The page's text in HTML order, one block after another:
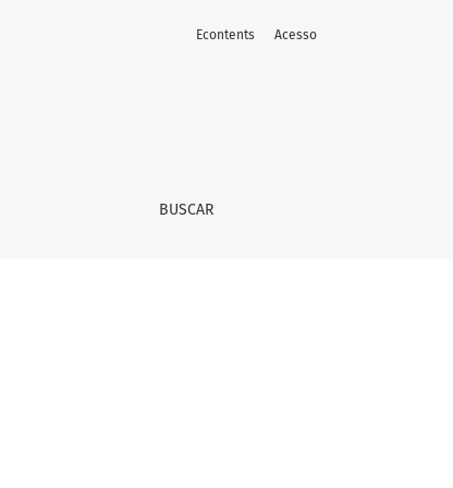
BUSCAR
Econtents Acesso